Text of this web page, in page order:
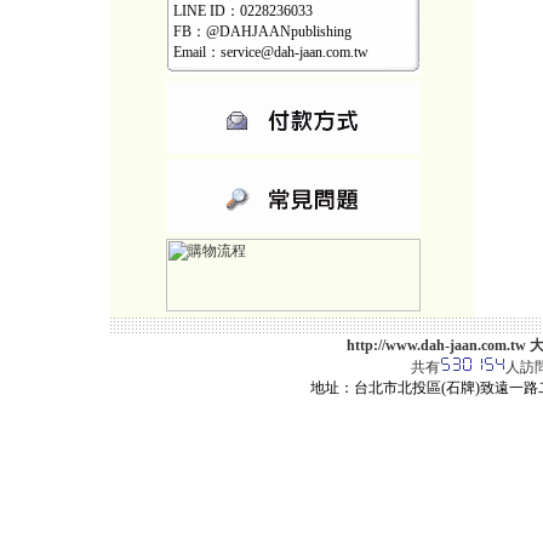
LINE ID：0228236033
FB：@DAHJAANpublishing
Email：service@dah-jaan.com.tw
http://www.dah-jaan.com.tw
共有
人訪
地址：台北市北投區(石牌)致遠一路